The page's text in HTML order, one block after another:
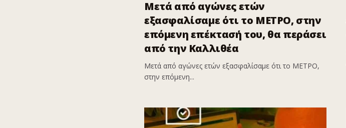
Μετά από αγώνες ετών
εξασφαλίσαμε ότι το ΜΕΤΡΟ, στην
επόμενη επέκτασή του, θα περάσει
από την Καλλιθέα
Μετά από αγώνες ετών εξασφαλίσαμε ότι το ΜΕΤΡΟ,
στην επόμενη...